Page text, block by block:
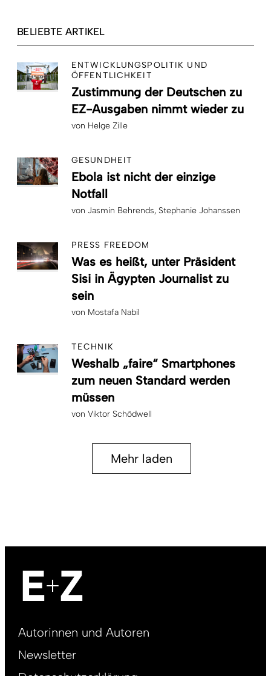
BELIEBTE ARTIKEL
ENTWICKLUNGSPOLITIK UND
ÖFFENTLICHKEIT
Zustimmung der Deutschen zu
EZ-Ausgaben nimmt wieder zu
von Helge Zille
GESUNDHEIT
Ebola ist nicht der einzige
Notfall
von Jasmin Behrends Stephanie Johanssen
PRESS FREEDOM
Was es heißt, unter Präsident
Sisi in Ägypten Journalist zu
sein
von Mostafa Nabil
TECHNIK
Weshalb „faire“ Smartphones
zum neuen Standard werden
müssen
von Viktor Schödwell
Mehr laden
Footer
DE
Autorinnen und Autoren
Newsletter